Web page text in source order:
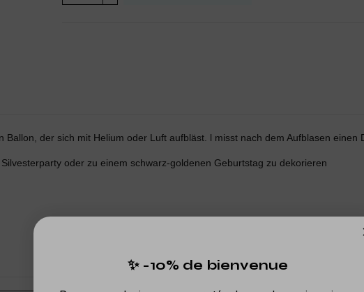
Ballon, der sich mit Helium oder Luft aufbläst. l misst nach dem Aufblasen einen
oder zu einem schwarz-goldenen Geburtstag zu dekorieren
✨ -10% de bienvenue